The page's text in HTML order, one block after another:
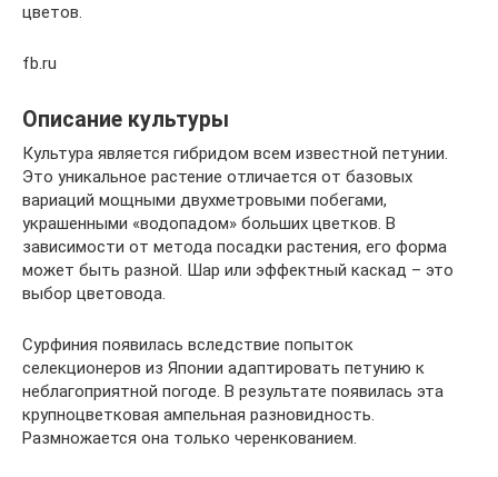
цветов.
fb.ru
Описание культуры
Культура является гибридом всем известной петунии.
Это уникальное растение отличается от базовых
вариаций мощными двухметровыми побегами,
украшенными «водопадом» больших цветков. В
зависимости от метода посадки растения, его форма
может быть разной. Шар или эффектный каскад – это
выбор цветовода.
Сурфиния появилась вследствие попыток
селекционеров из Японии адаптировать петунию к
неблагоприятной погоде. В результате появилась эта
крупноцветковая ампельная разновидность.
Размножается она только черенкованием.